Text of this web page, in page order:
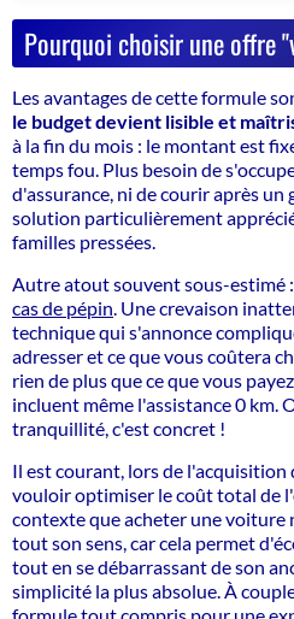
Pourquoi choisir une offre
Les avantages de cette formule
le budget devient lisible et
à la fin du mois : le montant est
temps fou. Plus besoin de
d'assurance, ni de courir après un
solution particulièrement
familles pressées.
Autre atout souvent sous-estimé
cas de pépin. Une crevaison
technique qui s'annonce
adresser et ce que vous coûtera
rien de plus que ce que vous
incluent même l'assistance 0 km.
tranquillité, c'est concret !
Il est courant, lors de l'acquisition
vouloir optimiser le coût total de
contexte que acheter une voiture
tout son sens, car cela permet
tout en se débarrassant de son
simplicité la plus absolue. À